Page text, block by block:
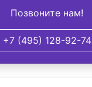
Позвоните нам!
+7 (495) 128-92-74